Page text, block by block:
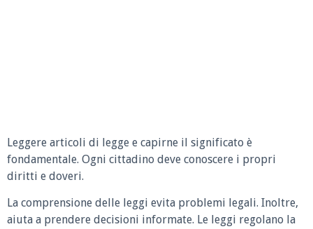
Leggere articoli di legge e capirne il significato è
fondamentale. Ogni cittadino deve conoscere i propri
diritti e doveri.
La comprensione delle leggi evita problemi legali. Inoltre,
aiuta a prendere decisioni informate. Le leggi regolano la